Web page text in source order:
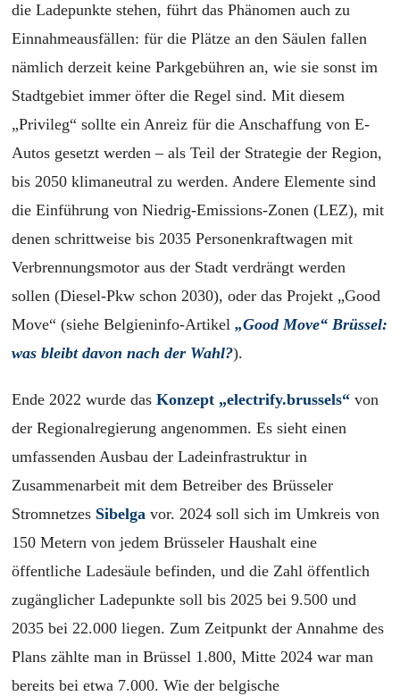
die Ladepunkte stehen, führt das Phänomen auch zu
Einnahmeausfällen: für die Plätze an den Säulen fallen
nämlichderzeitkeine Parkgebühren an, wiesiesonst im
Stadtgebietimmer öfter die Regel sind. Mit diesem
„Privileg“ sollte ein Anreiz für die Anschaffung von E-
Autos gesetzt werden – als Teil der Strategie der Region,
bis 2050 klimaneutral zu werden. Andere Elemente sind
die Einführung von Niedrig-Emissions-Zonen (LEZ), mit
denen schrittweise bis 2035 Personenkraftwagen mit
Verbrennungsmotor aus der Stadt verdrängt werden
sollen (Diesel-Pkw schon 2030), oder das Projekt „Good
Move“ (siehe Belgieninfo-Artikel„Good Move“ Brüssel:
was bleibt davon nach der Wahl?).
Ende 2022 wurde dasKonzept „electrify.brussels“ von
der Regionalregierung angenommen. Es sieht einen
umfassenden Ausbau der Ladeinfrastruktur in
Zusammenarbeit mit dem Betreiber des Brüsseler
Stromnetzes Sibelga vor. 2024 sollsichim Umkreis von
150 Metern von jedem Brüsseler Haushalt eine
öffentliche Ladesäule befinden, und die Zahl öffentlich
zugänglicher Ladepunktesollbis 2025 bei 9.500 und
2035 bei 22.000 liegen. Zum Zeitpunkt der Annahme des
Plans zählte man in Brüssel 1.800, Mitte 2024 war man
bereits bei etwa 7.000. Wie der belgische